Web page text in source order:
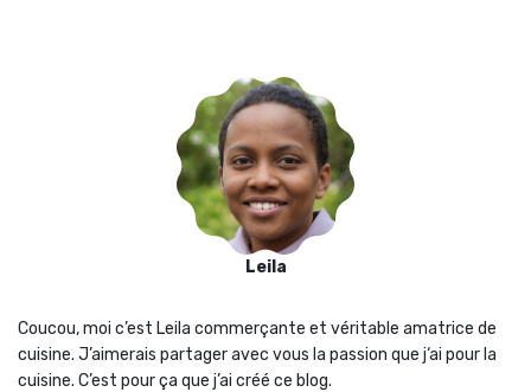
Leila
Coucou, moi c’est Leila commerçante et véritable amatrice de
cuisine. J’aimerais partager avec vous la passion que j‘ai pour la
cuisine. C’est pour ça que j’ai créé ce blog.